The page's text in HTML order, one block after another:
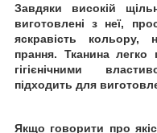
Завдяки високій
виготовлені з неї,
яскравість кольору,
прання. Тканина легко
гігієнічними
підходить для
Якщо говорити про